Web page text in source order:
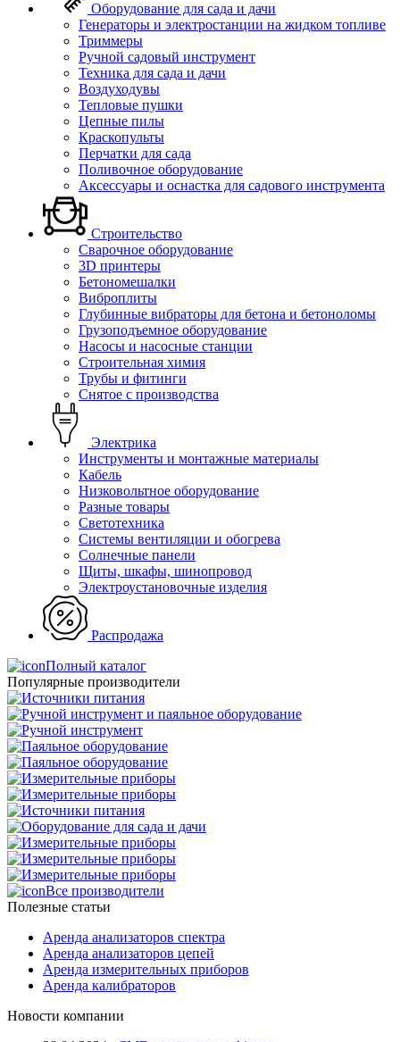
Оборудование для сада и дачи
Генераторы и электростанции на жидком топливе
Триммеры
Ручной садовый инструмент
Техника для сада и дачи
Воздуходувы
Тепловые пушки
Цепные пилы
Краскопульты
Перчатки для сада
Поливочное оборудование
Аксессуары и оснастка для садового инструмента
Строительство
Сварочное оборудование
3D принтеры
Бетономешалки
Виброплиты
Глубинные вибраторы для бетона и бетоноломы
Грузоподъемное оборудование
Насосы и насосные станции
Строительная химия
Трубы и фитинги
Снятое с производства
Электрика
Инструменты и монтажные материалы
Кабель
Низковольтное оборудование
Разные товары
Светотехника
Системы вентиляции и обогрева
Солнечные панели
Щиты, шкафы, шинопровод
Электроустановочные изделия
Распродажа
Полный каталог
Популярные производители
Все производители
Полезные статьи
Аренда анализаторов спектра
Аренда анализаторов цепей
Аренда измерительных приборов
Аренда калибраторов
Новости компании